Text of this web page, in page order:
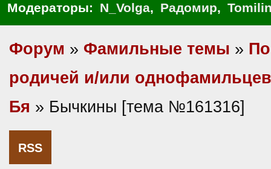
Модераторы: N_Volga, Радомир,
Форум » Фамильные темы »
родичей и/или однофамильцев
Бя » Бычкины [тема №161316]
RSS